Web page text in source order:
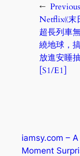
←
Netflix《末
超長列車
繞地球，
放進安睡
[S1/E1]
iamsy.com –
Moment